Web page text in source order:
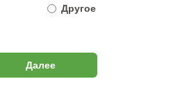
Другое
Далее